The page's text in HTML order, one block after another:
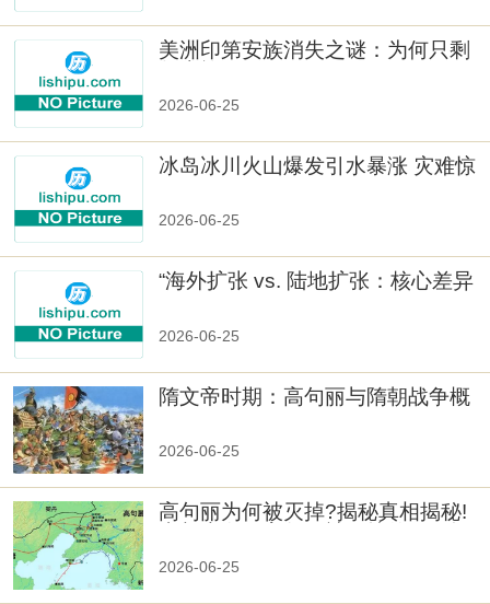
美洲印第安族消失之谜：为何只剩
2026-06-25
冰岛冰川火山爆发引水暴涨 灾难惊
2026-06-25
“海外扩张 vs. 陆地扩张：核心差异
2026-06-25
隋文帝时期：高句丽与隋朝战争概
2026-06-25
高句丽为何被灭掉?揭秘真相揭秘!
2026-06-25